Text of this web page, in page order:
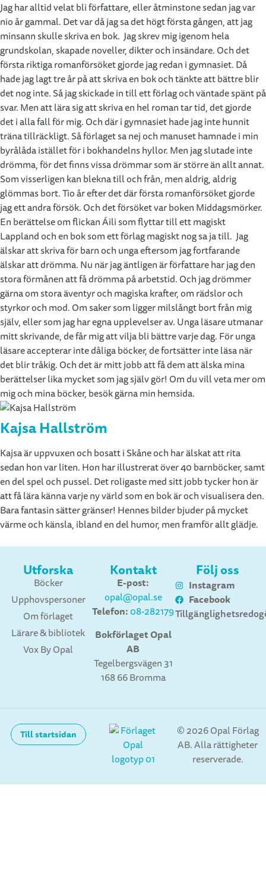
Jag har alltid velat bli författare, eller åtminstone sedan jag var
nio år gammal. Det var då jag sa det högt första gången, att jag
minsann skulle skriva en bok. Jag skrev mig igenom hela
grundskolan, skapade noveller, dikter och insändare. Och det
första riktiga romanförsöket gjorde jag redan i gymnasiet. Då
hade jag lagt tre år på att skriva en bok och tänkte att bättre blir
det nog inte. Så jag skickade in till ett förlag och väntade spänt på
svar. Men att lära sig att skriva en hel roman tar tid, det gjorde
det i alla fall för mig. Och där i gymnasiet hade jag inte hunnit
träna tillräckligt. Så förlaget sa nej och manuset hamnade i min
byrålåda istället för i bokhandelns hyllor. Men jag slutade inte
drömma, för det finns vissa drömmar som är större än allt annat.
Som visserligen kan blekna till och från, men aldrig, aldrig
glömmas bort. Tio år efter det där första romanförsöket gjorde
jag ett andra försök. Och det försöket var boken Middagsmörker.
En berättelse om flickan Áili som flyttar till ett magiskt
Lappland och en bok som ett förlag magiskt nog sa ja till. Jag
älskar att skriva för barn och unga eftersom jag fortfarande
älskar att drömma. Nu när jag äntligen är författare har jag den
stora förmånen att få drömma på arbetstid. Och jag drömmer
gärna om stora äventyr och magiska krafter, om rädslor och
styrkor och mod. Om saker som ligger milslångt bort från mig
själv, eller som jag har egna upplevelser av. Unga läsare utmanar
mitt skrivande, de får mig att vilja bli bättre varje dag. För unga
läsare accepterar inte dåliga böcker, de fortsätter inte läsa när
det blir tråkig. Och det är mitt jobb att få dem att älska mina
berättelser lika mycket som jag själv gör! Om du vill veta mer om
mig och mina böcker, besök gärna min hemsida.
Kajsa Hallström
Kajsa är uppvuxen och bosatt i Skåne och har älskat att rita
sedan hon var liten. Hon har illustrerat över 40 barnböcker, samt
en del spel och pussel. Det roligaste med sitt jobb tycker hon är
att få lära känna varje ny värld som en bok är och visualisera den.
Bara fantasin sätter gränser! Hennes bilder bjuder på mycket
värme och känsla, ibland en del humor, men framför allt glädje.
Utforska
Böcker
Upphovspersoner
Om förlaget
Lärare & bibliotek
Vox By Opal
Kontakt
E-post:
opal@opal.se
Telefon:08-282179
Bokförlaget Opal
AB
Tegelbergsvägen 31
168 66 Bromma
Följ oss
Instagram
Facebook
Till startsidan
© 2026 Opal Förlag
AB. Alla rättigheter
reserverade.